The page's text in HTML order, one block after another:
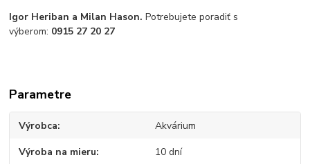
Igor Heriban a Milan Hason.Potrebujete poradiť s
výberom: 0915 27 20 27
Parametre
Výrobca Akvárium
Výroba na mieru 10 dní